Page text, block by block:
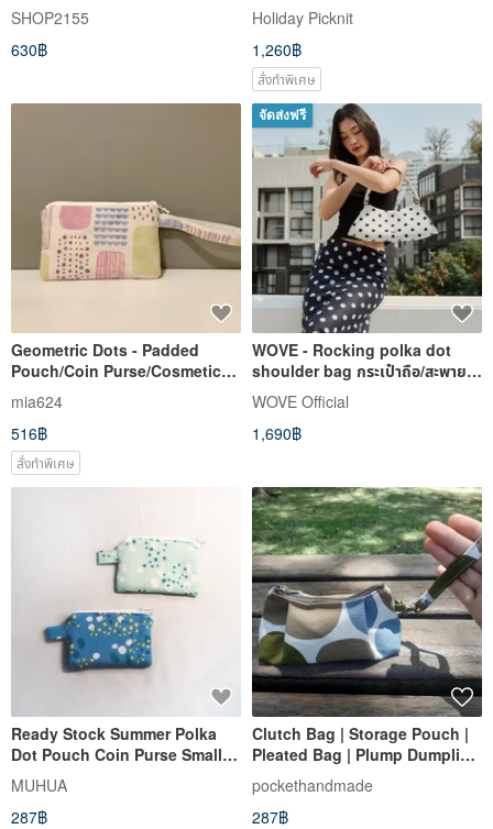
SHOP2155
630฿
Holiday Picknit
1,260฿
สั่งทำพิเศษ
Geometric Dots - Padded
Pouch/Coin Purse/Cosmetic
Bag/Storage Bag
mia624
516฿
สั่งทำพิเศษ
จัดส่งฟรี
WOVE - Rocking polka dot
shoulder bag กระเป๋าถือ/สะพาย
ไหล่ ลายจุด
WOVE Official
1,690฿
Ready Stock Summer Polka
Dot Pouch Coin Purse Small
Wallet Mini Storage Bag
MUHUA
287฿
Clutch Bag | Storage Pouch |
Pleated Bag | Plump Dumpling
Shape | Blue-Green Large
Polka Dot
pockethandmade
287฿